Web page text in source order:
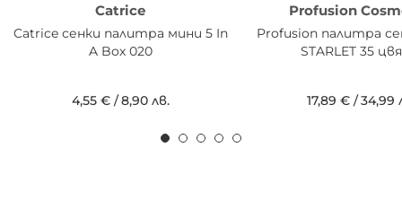
Catrice
Catrice сенки палитра мини 5 In
A Box 020
4,55 €/8,90 лв.
Profusion
Profusion палитра
STARLET 35
17,89 € /34,99